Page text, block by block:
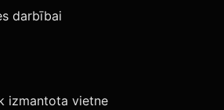
darbībai
izmantota vietne